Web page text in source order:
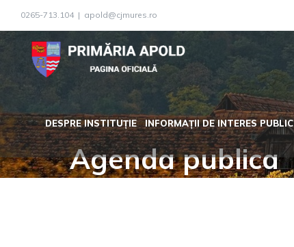
Skip
to
content
0265-713.104 | apold@cjmures.ro
DESPRE INSTITUȚIE INFORMAȚII DE INTERES PUBLIC
Agenda publica